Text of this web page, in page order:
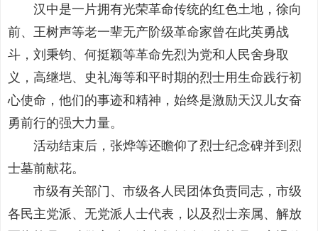
汉中是一片拥有光荣革命传统的红色土地，徐向
前、王树声等老一辈无产阶级革命家曾在此英勇战
斗，刘秉钧、何挺颖等革命先烈为党和人民舍身取
义，高继垲、史礼海等和平时期的烈士用生命践行初
心使命，他们的事迹和精神，始终是激励天汉儿女奋
勇前行的强大力量。
活动结束后，张烨等还瞻仰了烈士纪念碑并到烈
士墓前献花。
市级有关部门、市级各人民团体负责同志，市级
各民主党派、无党派人士代表，以及烈士亲属、解放